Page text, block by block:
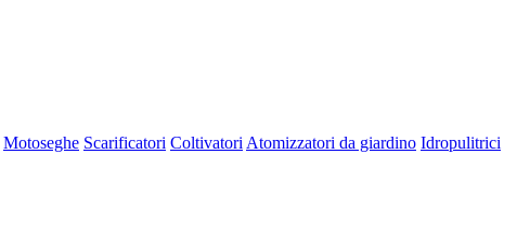
Motoseghe Scarificatori Coltivatori Atomizzatori da giardino Idropulitrici